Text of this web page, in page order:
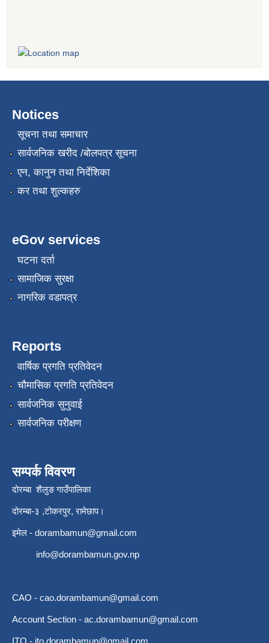
Notices
सूचना तथा समाचार
सार्वजनिक खरीद /बोलपत्र सूचना
एन, कानुन तथा निर्देशिका
कर तथा शुल्कहरु
eGov services
घटना दर्ता
सामाजिक सुरक्षा
नागरिक वडापत्र
Reports
वार्षिक प्रगति प्रतिवेदन
चौमासिक प्रगति प्रतिवेदन
सार्वजनिक सुनुवाई
सार्वजनिक परीक्षण
सम्पर्क विवरण
दोरम्बा शैलुङ गाउँपालिका
दोरम्बा-३ ,टोकरपुर, रामेछाप।
इमेल - dorambamun@gmail.com
info@dorambamun.gov.np
CAO - cao.dorambamun@gmail.com
Account Section - ac.dorambamun@gmail.com
ITO - ito.dorambamun@gmail.com